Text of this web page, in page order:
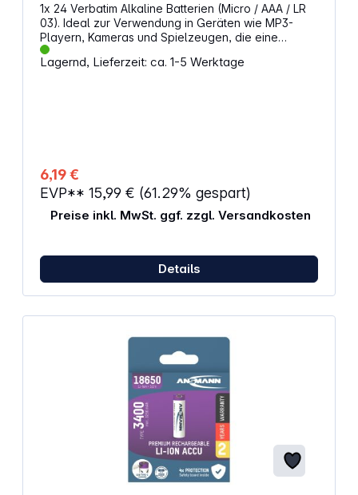
1x 24 Verbatim Alkaline Batterien (Micro / AAA / LR
03). Ideal zur Verwendung in Geräten wie MP3-
Playern, Kameras und Spielzeugen, die eine
konstante Leistung über einen langen Zeitraum
erfordern. Technische Details: Spannung: 1,5 V
Lagernd, Lieferzeit: ca. 1-5 Werktage
6,19 €
EVP** 15,99 € (61.29% gespart)
Preise inkl. MwSt. ggf. zzgl. Versandkosten
Details